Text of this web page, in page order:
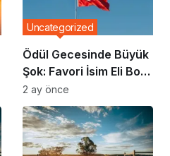
Ödül Gecesinde Büyük
Şok: Favori İsim Eli Boş
Döndü
Uncategorized
2 ay önce